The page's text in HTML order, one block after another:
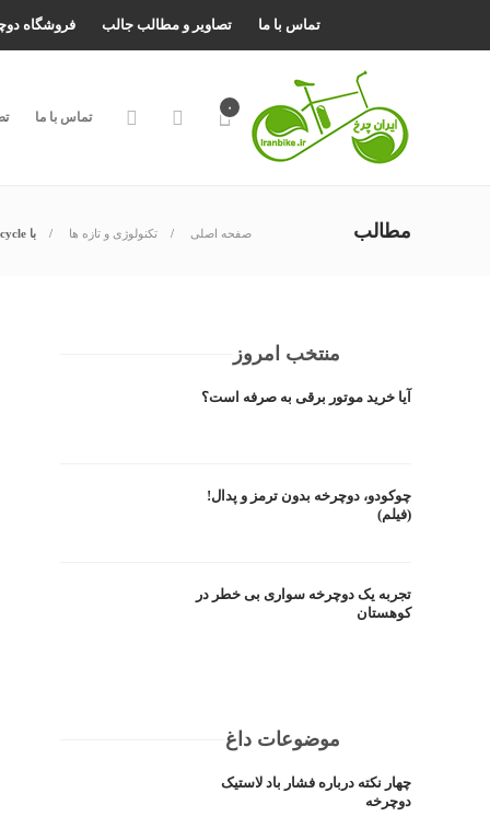
فروشگاه تصاویر و مطالب جالب تماس با ما
تماس با ما
۰
مطالب صفحه اصلی تکنولوژی و تازه ها با SBU-unicycle از راه رفتن خسته نشوید
منتخب امروز
آیا خرید موتور برقی به صرفه است؟
چوکودو، دوچرخه بدون ترمز و پدال!
(فیلم)
تجربه یک دوچرخه سواری بی خطر در
کوهستان
موضوعات داغ
چهار نکته درباره فشار باد لاستیک
دوچرخه